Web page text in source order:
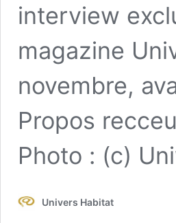
interview
magazine
novembre,
Propos
Photo : (c)
Univers Habitat